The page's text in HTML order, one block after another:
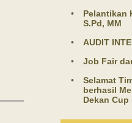
•
Pelantikan
S.Pd, MM
•
AUDIT
•
Job Fair
•
Selamat
berhasil
Dekan Cup